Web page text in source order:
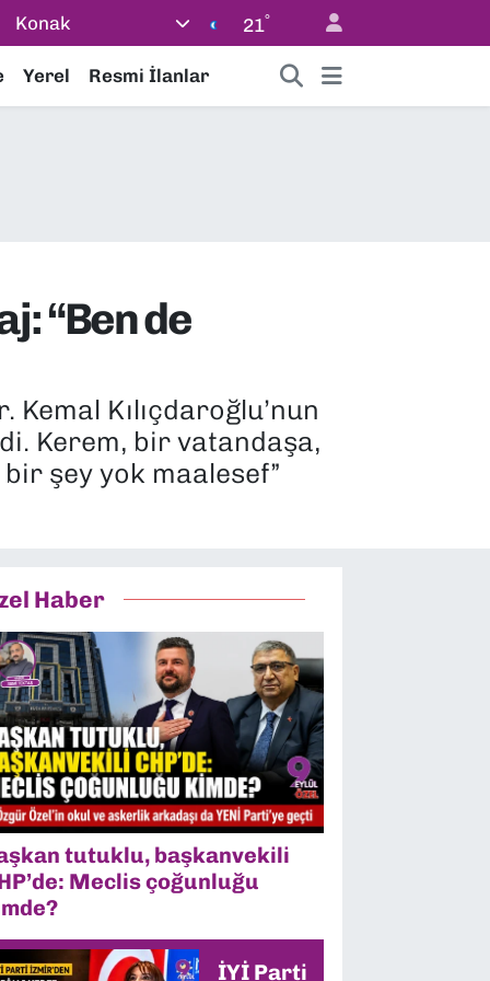
Konak 21°
Yerel Resmi İlanlar
“Ben de
Kılıçdaroğlu’nun
Kerem, bir vatandaşa,
şey yok maalesef”
Haber
tutuklu, başkanvekili
Meclis çoğunluğu
İYİ Parti